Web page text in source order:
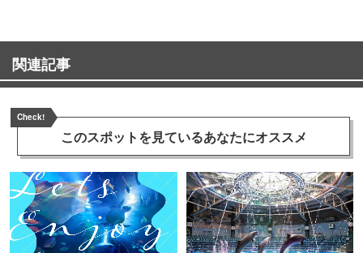
関連記事
Check!
このスポットを見ているあなたにオススメ